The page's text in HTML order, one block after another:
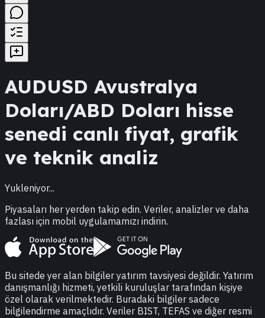
AUDUSD Avustralya
Doları/ABD Doları hisse
senedi canlı fiyat, grafik
ve teknik analiz
Yukleniyor...
Piyasaları her yerden takip edin. Veriler, analizler ve daha
fazlası için mobil uygulamamızı indirin.
Bu sitede yer alan bilgiler yatırım tavsiyesi değildir. Yatırım
danışmanlığı hizmeti, yetkili kuruluşlar tarafından kişiye
özel olarak verilmektedir. Buradaki bilgiler sadece
bilgilendirme amaçlıdır. Veriler BIST, TEFAS ve diğer resmi